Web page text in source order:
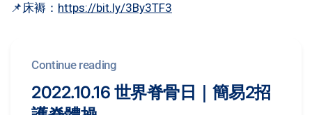
📌床褥： https://bit.ly/3By3TF3
Continue reading
2022.10.16 世界脊骨日｜簡易2招